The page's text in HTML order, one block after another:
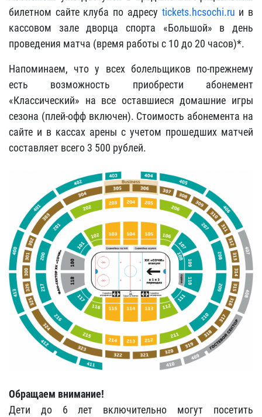
билетном сайте клуба по адресу tickets.hcsochi.ru и в
кассовом зале дворца спорта «Большой» в день
проведения матча (время работы с 10 до 20 часов)*.
Напоминаем, что у всех болельщиков по-прежнему
есть возможность приобрести абонемент
«Классический» на все оставшиеся домашние игры
сезона (плей-офф включен). Стоимость абонемента на
сайте и в кассах арены с учетом прошедших матчей
составляет всего 3 500 рублей.
Обращаем внимание!
Дети до 6 лет включительно могут посетить